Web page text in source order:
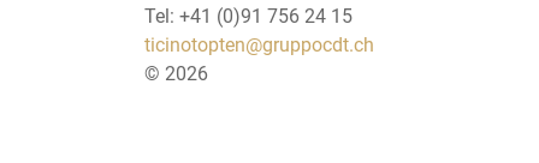
Tel: +41 (0)91 756 24 15
ticinotopten@gruppocdt.ch
© 2026